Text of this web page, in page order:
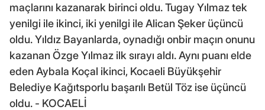
maçlarını kazanarak birinci oldu. Tugay Yılmaz tek
yenilgi ile ikinci, iki yenilgi ile Alican Şeker üçüncü
oldu. Yıldız Bayanlarda, oynadığı onbir maçın onunu
kazanan Özge Yılmaz ilk sırayı aldı. Aynı puanı elde
eden Aybala Koçal ikinci, Kocaeli Büyükşehir
Belediye Kağıtsporlu başarılı Betül Töz ise üçüncü
oldu. - KOCAELİ